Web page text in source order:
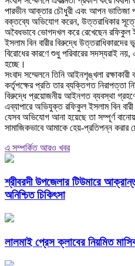
পারভীন আক্তার চৌধুরী এবং আপন ভাতিজা
বক্তব্যে অভিযোগ করেন, উত্তরাধিকার
অবৈধভাবে ভোগদখল করে রেখেছেন রফিকুল
ইসলাম বিন বারীর বিরুদ্ধে
বিরোধের কারণে শুধু পরিবারের সদস্যরাই
হচ্ছে।
‎সংবাদ সম্মেলনে তিনি আইনশৃঙ্খলা রক্ষাকারী
কর্তৃপক্ষের প্রতি তার ব্যক্তিগত নিরাপত্তা
বিরুদ্ধে প্রয়োজনীয় আইনগত ব্যবস্থা
‎এব্যাপারে অভিযুক্ত রফিকুল ইসলাম বিন
যেসব অভিযোগ আনা হয়েছে তা সম্পূর্ণ
সামাজিকভাবে আমাকে হেয়-প্রতিপন্ন করার
এ সম্পর্কিত আরও খবর
শ্রীবরদী উপজেলার টিউমারে
অনিশ্চিত চিকিৎসা
লালমাই প্রেস ক্লাবের নিয়মিত